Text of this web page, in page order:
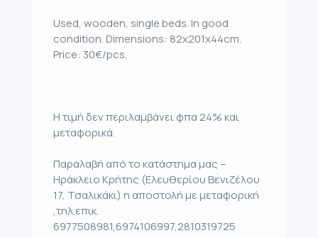
Used, wooden, single beds. In good
condition. Dimensions: 82x201x44cm.
Price: 30€/pcs.
Η τιμή δεν περιλαμβάνει φπα 24% και
μεταφορικά.
Παραλαβή από το κατάστημα μας –
Ηράκλειο Κρήτης (Ελευθερίου Βενιζέλου
17, Τσαλικάκι) η αποστολή με μεταφορική
,τηλ.επικ.
6977508981,6974106997,2810319725